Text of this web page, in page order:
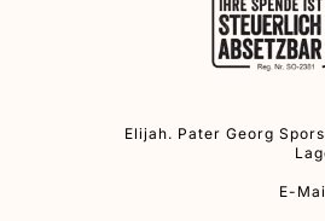
Elijah. Pater Georg
E-